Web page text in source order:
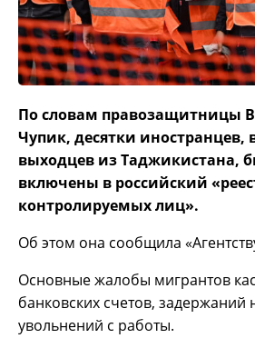
По словам правозащитницы
Чупик, десятки иностранцев,
выходцев из Таджикистана,
включены в российский
контролируемых лиц».
Об этом она сообщила
Основные жалобы мигрантов
банковских счетов, задержаний
увольнений с работы.